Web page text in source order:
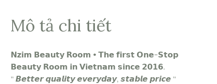
Mô tả chi tiết
𝗡𝘇𝗶𝗺 𝗕𝗲𝗮𝘂𝘁𝘆 𝗥𝗼𝗼𝗺 • 𝗧𝗵𝗲 𝗳𝗶𝗿𝘀𝘁 𝗢𝗻𝗲-𝗦𝘁𝗼𝗽
𝗕𝗲𝗮𝘂𝘁𝘆 𝗥𝗼𝗼𝗺 𝗶𝗻 𝗩𝗶𝗲𝘁𝗻𝗮𝗺 𝘀𝗶𝗻𝗰𝗲 𝟮𝟬𝟭𝟲.
“ 𝘽𝙚𝙩𝙩𝙚𝙧 𝙦𝙪𝙖𝙡𝙞𝙩𝙮 𝙚𝙫𝙚𝙧𝙮𝙙𝙖𝙮, 𝙨𝙩𝙖𝙗𝙡𝙚 𝙥𝙧𝙞𝙘𝙚 “